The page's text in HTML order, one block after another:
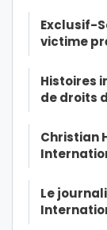
Exclusif-
victime
Histoires
de droits
Christian
Le